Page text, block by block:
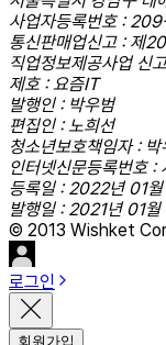
사업자등록번호 :
통신판매업신고 : 제
직업정보제공사업
제호 : 요즘IT
발행인 : 박우범
편집인 : 노희선
청소년보호책임자 : 박
인터넷신문등록번호
등록일 : 2022년 01
발행일 : 2021년 01월
© 2013 Wishket
로그인
회원가입